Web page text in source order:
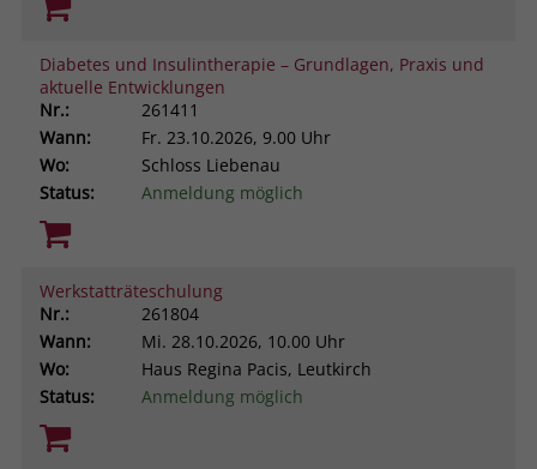
Diabetes und Insulintherapie – Grundlagen, Praxis und
aktuelle Entwicklungen
Nr.:
261411
Wann:
Fr. 23.10.2026, 9.00 Uhr
Wo:
Schloss Liebenau
Status:
Anmeldung möglich
Werkstatträteschulung
Nr.:
261804
Wann:
Mi. 28.10.2026, 10.00 Uhr
Wo:
Haus Regina Pacis, Leutkirch
Status:
Anmeldung möglich